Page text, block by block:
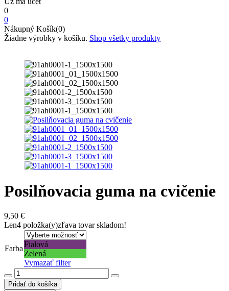
0
0
Nákupný Košík(0)
Žiadne výrobky v košíku. Shop všetky produkty
Posilňovacia guma na cvičenie
9,50 €
Len4 položka(y)zľava tovar skladom!
FarbaFialová
Zelená
Vymazať filter
Pridať do košíka